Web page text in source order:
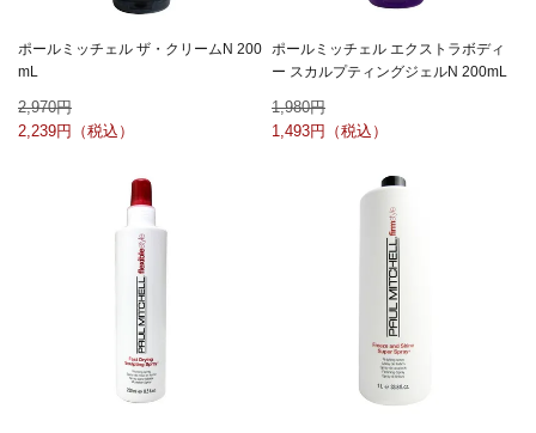
ポールミッチェル ザ・クリームN 200
mL
2,970
2,239
ポールミッチェル エクストラボディ
ー スカルプティングジェルN 200mL
1,980
1,493